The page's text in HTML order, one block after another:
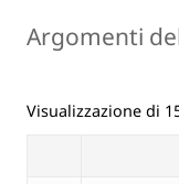
Argomenti
Visualizzazione di